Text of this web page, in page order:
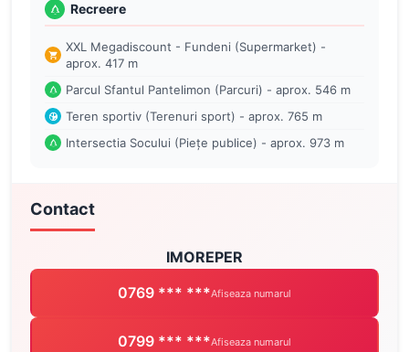
Recreere
XXL Megadiscount - Fundeni (Supermarket) -
aprox. 417 m
Parcul Sfantul Pantelimon (Parcuri) - aprox. 546 m
Teren sportiv (Terenuri sport) - aprox. 765 m
Intersectia Socului (Piețe publice) - aprox. 973 m
Contact
IMOREPER
0769 *** ***Afiseaza numarul
0799 *** ***Afiseaza numarul